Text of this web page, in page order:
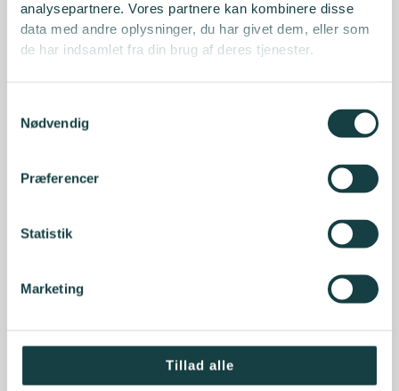
analysepartnere. Vores partnere kan kombinere disse
data med andre oplysninger, du har givet dem, eller som
de har indsamlet fra din brug af deres tjenester.
Nødvendig
Præferencer
Statistik
Marketing
Tillad alle